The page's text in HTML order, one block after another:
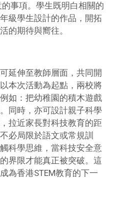
事項。學生既明白相關的
級學生設計的作品，開拓
的期待與嚮往。
延伸至教師層面，共同開
本次活動為起點，兩校將
如：把幼稚園的積木遊戲
同時，亦可設計親子科學
拉近家長對科技教育的距
必局限於語文或常規訓
科學思維，當科技安全意
界限才能真正被突破。這
為香港STEM教育的下一